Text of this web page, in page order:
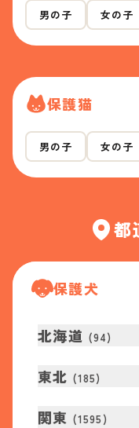
男の子 女の子
保護猫
男の子 女の子
都
保護犬
北海道 (94)
東北 (185)
関東 (1595 )